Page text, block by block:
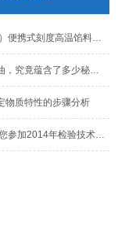
ATAGO（爱拓）便携式刻度高温馅料测糖仪 MASTER-93H
一瓶小小的酱油，究竟蕴含了多少秘密？
物质特性的步骤分析
ATAGO爱拓邀您参加2014年检验技术与装备博览会